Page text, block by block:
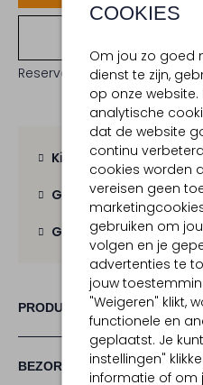
COOKIES
Om jou zo goed
dienst te zijn,
op onze website.
analytische
dat de website
continu
cookies worden
vereisen geen
gebruiken om
volgen en je
advertenties te
jouw
"Weigeren" klikt,
functionele en
geplaatst. Je
instellingen"
informatie of om
Reserveer direct in een van
Kies zelf je
Gratis verzending
Gratis retourbinnen
PRODUCT INFORMATIE
BEZORGEN & RETOURNEREN